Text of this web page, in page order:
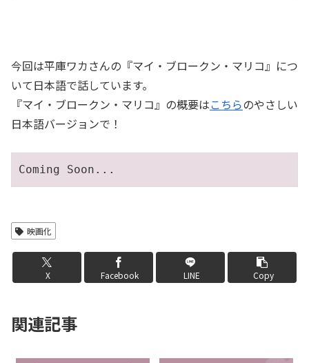
EMBED
今回は平庫ワカさんの『マイ・ブロークン・マリコ』につ
いて日本語で話しています。
『マイ・ブロークン・マリコ』の概要はこちらのやさしい
日本語バージョンで！
Coming Soon...
映画化
X Facebook LINE Copy
関連記事